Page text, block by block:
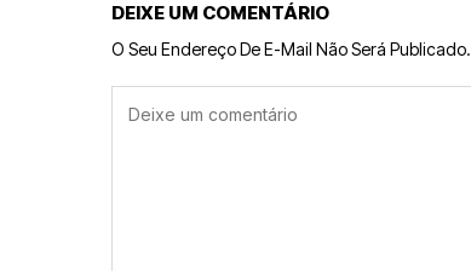
DEIXE UM COMENTÁRIO
O Seu Endereço De E-Mail Não Será Publicado.